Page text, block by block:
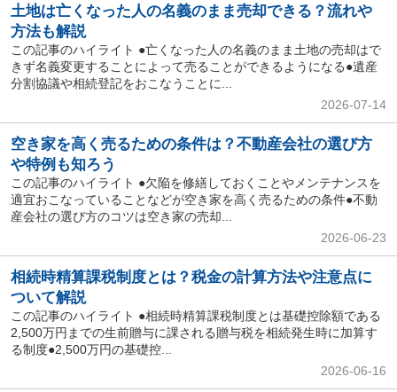
土地は亡くなった人の名義のまま売却できる？流れや
方法も解説
この記事のハイライト ●亡くなった人の名義のまま土地の売却はで
きず名義変更することによって売ることができるようになる●遺産
分割協議や相続登記をおこなうことに...
2026-07-14
空き家を高く売るための条件は？不動産会社の選び方
や特例も知ろう
この記事のハイライト ●欠陥を修繕しておくことやメンテナンスを
適宜おこなっていることなどが空き家を高く売るための条件●不動
産会社の選び方のコツは空き家の売却...
2026-06-23
相続時精算課税制度とは？税金の計算方法や注意点に
ついて解説
この記事のハイライト ●相続時精算課税制度とは基礎控除額である
2,500万円までの生前贈与に課される贈与税を相続発生時に加算す
る制度●2,500万円の基礎控...
2026-06-16